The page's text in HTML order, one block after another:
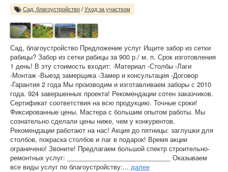
Сад, благоустройство / Уход за участком
Сад, благоустройство Предложение услуг Ищите забор из сетки
рабицы? Забор из сетки рабицы за 900 р./ м. п. Срок изготовления
1 день! В эту стоимость входит: -Материал -Столбы -Лаги
-Монтаж -Выезд замерщика -Замер и консультация -Договор
-Гарантия 2 года Мы производим и изготавливаем заборы с 2010
года. 924 завершенных проекта! Рекомендации сотен заказчиков.
Сертификат соответствия на всю продукцию. Точные сроки!
Фиксированные цены. Мастера с большим опытом работы. Мы
сознательно сделали цены ниже, чем у конкурентов.
Рекомендации работают на нас! Акция до пятницы: заглушки для
столбов, покраска столбов и лаг в подарок! Время акции
ограничено! Звоните! Предлагаем большой спектр строительно-
ремонтных услуг: _____________________________ Оказываем
все виды услуг по благоустройству:... далее